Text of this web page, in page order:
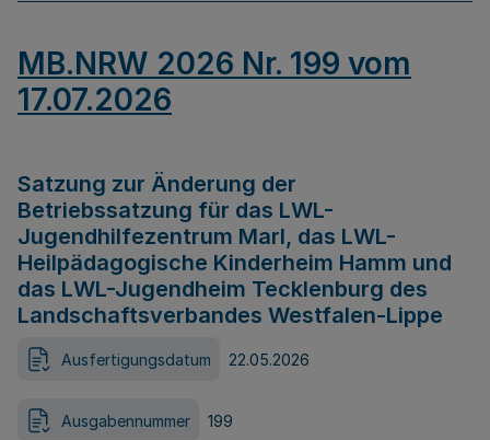
MB.NRW 2026 Nr. 199 vom
17.07.2026
Satzung zur Änderung der
Betriebssatzung für das LWL-
Jugendhilfezentrum Marl, das LWL-
Heilpädagogische Kinderheim Hamm und
das LWL-Jugendheim Tecklenburg des
Landschaftsverbandes Westfalen-Lippe
Ausfertigungsdatum 22.05.2026
Ausgabennummer 199